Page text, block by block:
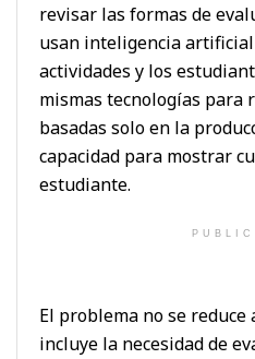
revisar las formas de
usan inteligencia
actividades y los
mismas tecnologías para
basadas solo en la
capacidad para mostrar
estudiante.
El problema no se
incluye la necesidad de